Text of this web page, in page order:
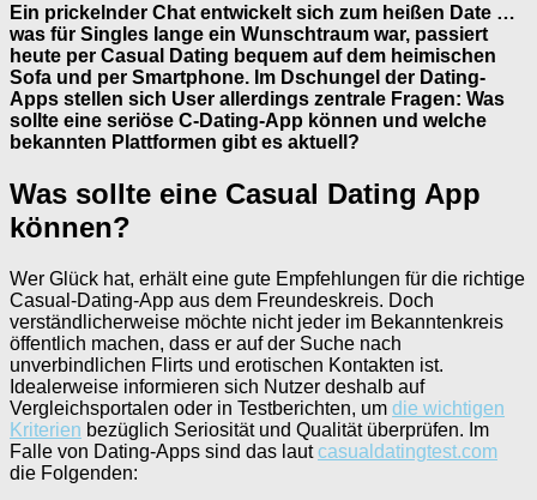
Ein prickelnder Chat entwickelt sich zum heißen Date …
was für Singles lange ein Wunschtraum war, passiert
heute per Casual Dating bequem auf dem heimischen
Sofa und per Smartphone. Im Dschungel der Dating-
Apps stellen sich User allerdings zentrale Fragen: Was
sollte eine seriöse C-Dating-App können und welche
bekannten Plattformen gibt es aktuell?
Was sollte eine Casual Dating App
können?
Wer Glück hat, erhält eine gute Empfehlungen für die richtige
Casual-Dating-App aus dem Freundeskreis. Doch
verständlicherweise möchte nicht jeder im Bekanntenkreis
öffentlich machen, dass er auf der Suche nach
unverbindlichen Flirts und erotischen Kontakten ist.
Idealerweise informieren sich Nutzer deshalb auf
Vergleichsportalen oder in Testberichten, um die wichtigen
Kriterien bezüglich Seriosität und Qualität überprüfen. Im
Falle von Dating-Apps sind das lautcasualdatingtest.com
die Folgenden: